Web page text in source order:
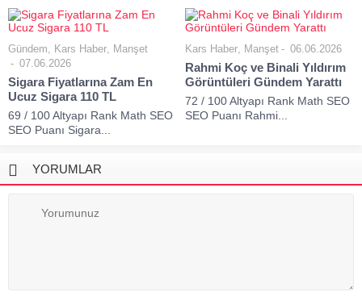
Gündem, Kars Haber, Manşet
07.06.2026
Sigara Fiyatlarına Zam En
Ucuz Sigara 110 TL
69 / 100 Altyapı Rank Math SEO
SEO Puanı Sigara...
Kars Haber, Manşet 06.06.2026
Rahmi Koç ve Binali Yıldırım
Görüntüleri Gündem Yarattı
72 / 100 Altyapı Rank Math SEO
SEO Puanı Rahmi...
YORUMLAR